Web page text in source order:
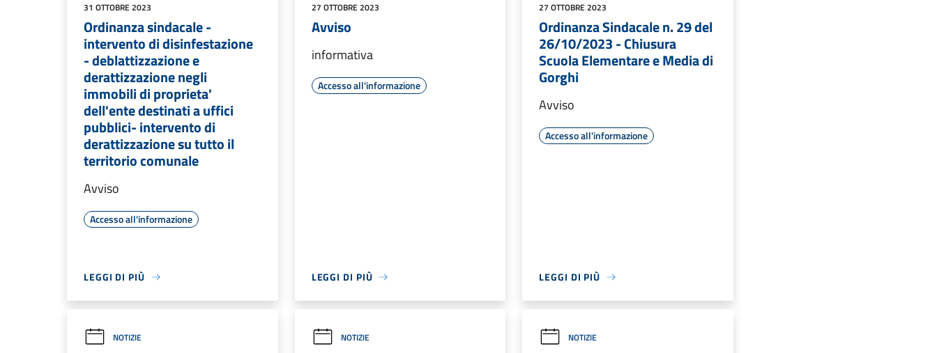
31 OTTOBRE 2023
Ordinanza sindacale -
intervento di disinfestazione
- deblattizzazione e
derattizzazione negli
immobili di proprieta'
dell'ente destinati a uffici
pubblici- intervento di
derattizzazione su tutto il
territorio comunale
Avviso
Accesso all'informazione
LEGGI DI PIÙ
27 OTTOBRE 2023
Avviso
informativa
Accesso all'informazione
LEGGI DI PIÙ
27 OTTOBRE 2023
Ordinanza Sindacale n. 29 del
26/10/2023 - Chiusura
Scuola Elementare e Media di
Gorghi
Avviso
Accesso all'informazione
LEGGI DI PIÙ
NOTIZIE NOTIZIE NOTIZIE